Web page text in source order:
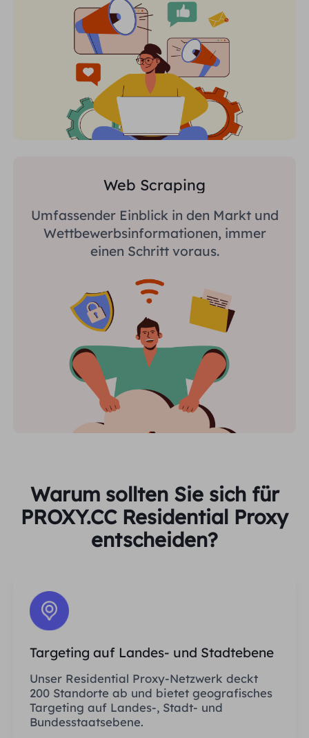
Web Scraping
Umfassender Einblick in den Markt und
Wettbewerbsinformationen, immer
einen Schritt voraus.
Warum sollten Sie sich für
PROXY.CC Residential Proxy
entscheiden?
Targeting auf Landes- und Stadtebene
Unser Residential Proxy-Netzwerk deckt
200 Standorte ab und bietet geografisches
Targeting auf Landes-, Stadt- und
Bundesstaatsebene.